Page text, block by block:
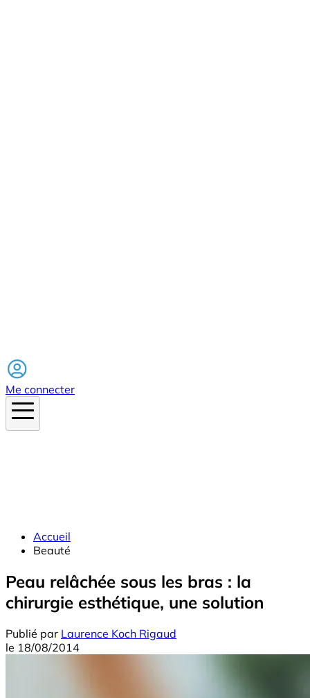
Me connecter
Accueil
Beauté
Peau relâchée sous les bras : la
chirurgie esthétique, une solution
Publié par Laurence Koch Rigaud
le 18/08/2014